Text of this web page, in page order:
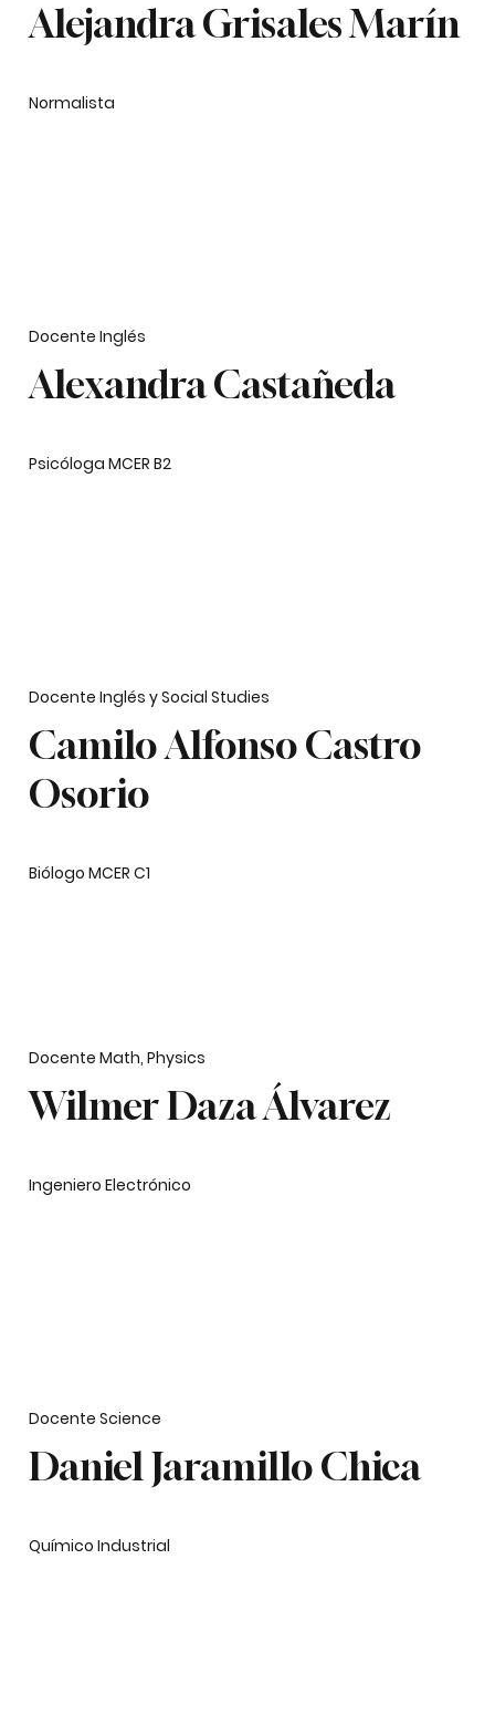
Alejandra Grisales Marín
Normalista
Docente Inglés
Alexandra Castañeda
Psicóloga MCER B2
Docente Inglés y Social Studies
Camilo Alfonso Castro
Osorio
Biólogo MCER C1
Docente Math, Physics
Wilmer Daza Álvarez
Ingeniero Electrónico
Docente Science
Daniel Jaramillo Chica
Químico Industrial